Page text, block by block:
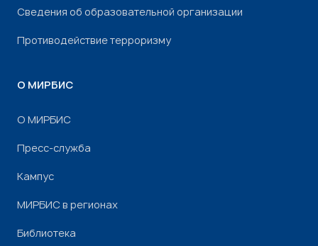
Сведения об образовательной организации
Противодействие терроризму
О МИРБИС
О МИРБИС
Пресс-служба
Кампус
МИРБИС в регионах
Библиотека